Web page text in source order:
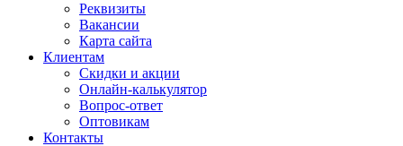
Реквизиты
Вакансии
Карта сайта
Клиентам
Скидки и акции
Онлайн-калькулятор
Вопрос-ответ
Оптовикам
Контакты